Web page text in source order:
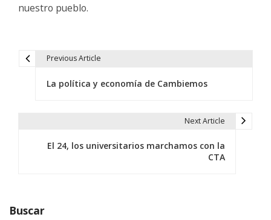
nuestro pueblo.
Previous Article
La política y economía de Cambiemos
Next Article
El 24, los universitarios marchamos con la
CTA
Buscar